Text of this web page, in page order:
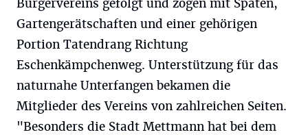
Bürgervereins gefolgt und zogen mit Spaten,
Gartengerätschaften und einer gehörigen
Portion Tatendrang Richtung
Eschenkämpchenweg. Unterstützung für das
naturnahe Unterfangen bekamen die
Mitglieder des Vereins von zahlreichen Seiten.
"Besonders die Stadt Mettmann hat bei dem